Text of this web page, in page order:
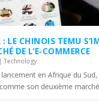
: LE CHINOIS TEMU
DE L’E-COMMERCE
|Technology
en Afrique du
son deuxième